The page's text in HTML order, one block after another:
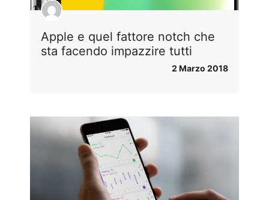
Apple e quel fattore notch che
sta facendo impazzire tutti
2 Marzo 2018